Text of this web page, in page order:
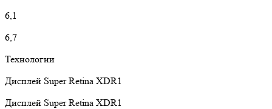
6,1
6,7
Технологии
Дисплей Super Retina XDR1
Дисплей Super Retina XDR1